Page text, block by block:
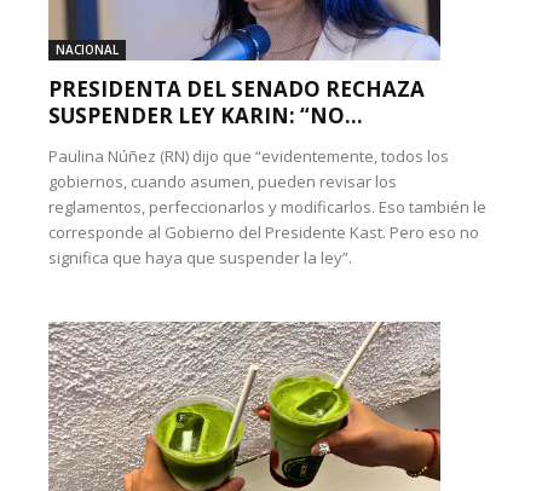
NACIONAL
PRESIDENTA DEL SENADO RECHAZA
SUSPENDER LEY KARIN: “NO...
Paulina Núñez (RN) dijo que “evidentemente, todos los
gobiernos, cuando asumen, pueden revisar los
reglamentos, perfeccionarlos y modificarlos. Eso también le
corresponde al Gobierno del Presidente Kast. Pero eso no
significa que haya que suspender la ley”.